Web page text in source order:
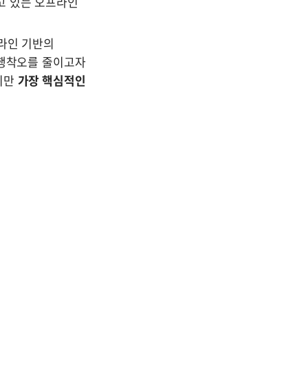
있는 오프라인
인 기반의
착오를 줄이고자
만 가장 핵심적인